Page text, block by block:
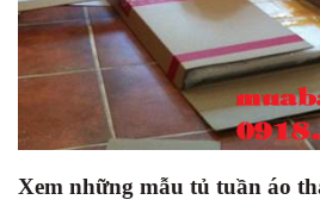
Xem những mẫu tủ tuần áo